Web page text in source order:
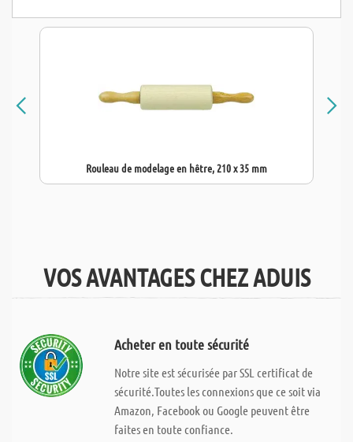
Rouleau de modelage en hêtre, 210 x 35 mm
VOS AVANTAGES CHEZ ADUIS
Acheter en toute sécurité
Notre site est sécurisée par SSL certificat de
sécurité.Toutes les connexions que ce soit via
Amazon, Facebook ou Google peuvent être
faites en toute confiance.